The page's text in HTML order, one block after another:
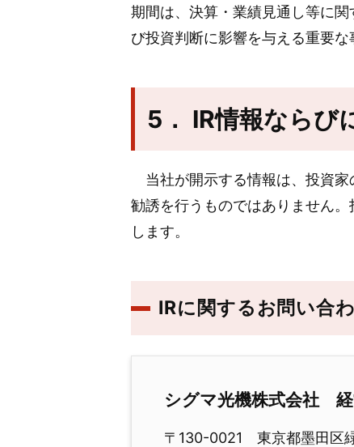
期間は、決算・業績見通し等に
び投資判断に影響を与える重要
5． IR情報ならび
当社が開示する情報は、投資家
勧誘を行うものではありません
します。
IRに関するお問い合
シグマ光機株式会社 経
〒130-0021 東京都墨田区